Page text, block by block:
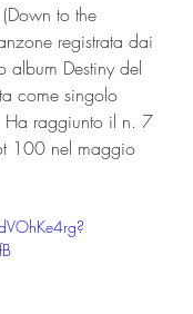
to the
registrata dai
album Destiny del
come singolo
Ha raggiunto il n. 7
100 nel maggio